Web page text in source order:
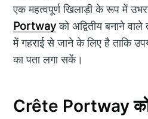
एक महत्वपूर्ण खिलाड़ी के रूप में
Portwayको अद्वितीय बनाने
में गहराई से जाने के लिए है ताकि
का पता लगा सकें।
Crête Portway